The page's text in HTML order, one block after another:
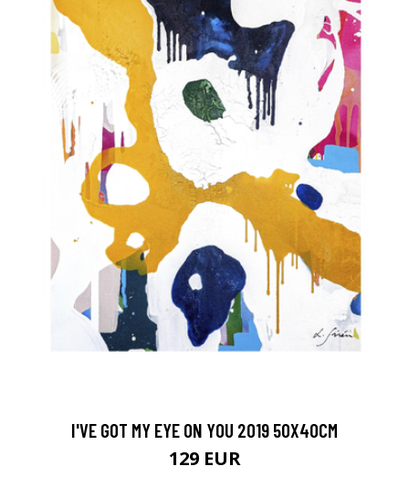
I'VE GOT MY EYE ON YOU 2019 50X40CM
129 EUR